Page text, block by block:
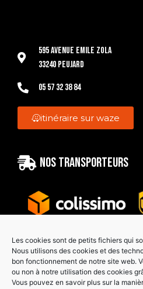
Les cookies sont de petits fichiers qui
Nous utilisons des cookies et des
bon fonctionnement de notre site web.
ou non à notre utilisation des cookies
Vous pouvez en savoir plus sur la
595 Avenue Emile Zola
33240 Peujard
05 57 32 38 84
itinéraire sur waze
Nos transporteurs
Paiement sécurisé